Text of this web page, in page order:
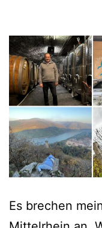
Es brechen